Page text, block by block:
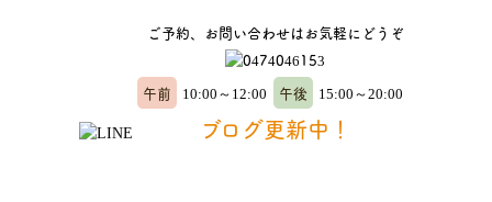
ご予約、お問い合わせはお気軽にどうぞ
午前 10:00～12:00 午後 15:00～20:00
ブログ更新中！